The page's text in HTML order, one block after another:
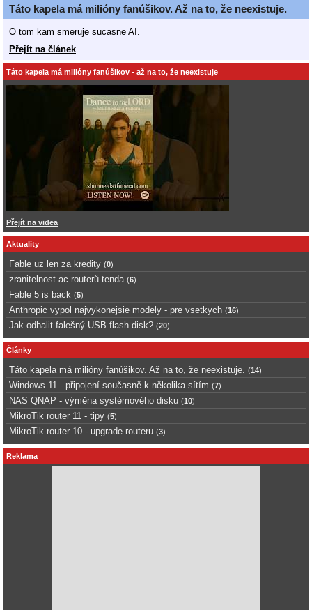
Táto kapela má milióny fanúšikov. Až na to, že neexistuje.
O tom kam smeruje sucasne AI.
Přejít na článek
Táto kapela má milióny fanúšikov - až na to, že neexistuje
Přejít na videa
Aktuality
Fable uz len za kredity (0)
zranitelnost ac routerů tenda (6)
Fable 5 is back (5)
Anthropic vypol najvykonejsie modely - pre vsetkych (16)
Jak odhalit falešný USB flash disk? (20)
Články
Táto kapela má milióny fanúšikov. Až na to, že neexistuje. (14)
Windows 11 - připojení současně k několika sítím (7)
NAS QNAP - výměna systémového disku (10)
MikroTik router 11 - tipy (5)
MikroTik router 10 - upgrade routeru (3)
Reklama